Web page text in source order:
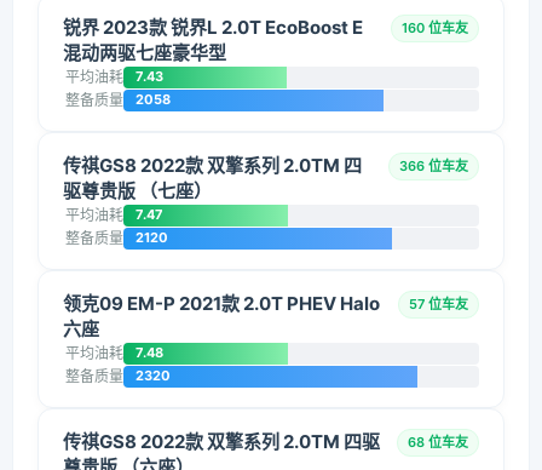
锐界 2023款 锐界L 2.0T EcoBoost E
混动两驱七座豪华型
160 位车友
平均油耗 7.43
整备质量 2058
传祺GS8 2022款 双擎系列 2.0TM 四
驱尊贵版 （七座）
366 位车友
平均油耗 7.47
整备质量 2120
领克09 EM-P 2021款 2.0T PHEV Halo
六座
57 位车友
平均油耗 7.48
整备质量 2320
传祺GS8 2022款 双擎系列 2.0TM 四驱
68 位车友